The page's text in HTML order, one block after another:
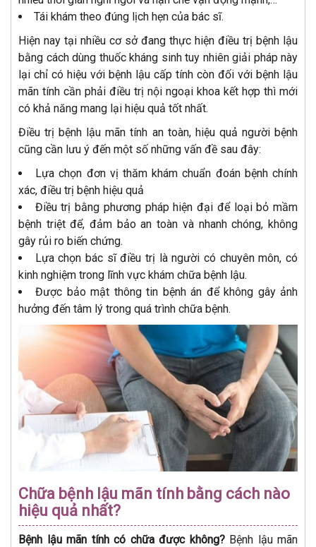
Tái khám theo đúng lịch hẹn của bác sĩ.
Hiện nay tại nhiều cơ sở đang thực hiện điều trị bệnh lậu
bằng cách dùng thuốc kháng sinh tuy nhiên giải pháp này
lại chỉ có hiệu với bệnh lậu cấp tính còn đối với bệnh lậu
mãn tính cần phải điều trị nội ngoại khoa kết hợp thì mới
có khả năng mang lại hiệu quả tốt nhất.
Điều trị bệnh lậu mãn tính an toàn, hiệu quả người bệnh
cũng cần lưu ý đến một số những vấn đề sau đây:
Lựa chọn đơn vị thăm khám chuẩn đoán bệnh chính
xác, điều trị bệnh hiệu quả
Điều trị bằng phương pháp hiện đại để loại bỏ mầm
bệnh triệt để, đảm bảo an toàn và nhanh chóng, không
gây rủi ro biến chứng.
Lựa chọn bác sĩ điều trị là người có chuyên môn, có
kinh nghiệm trong lĩnh vực khám chữa bệnh lậu.
Được bảo mật thông tin bệnh án để không gây ảnh
hưởng đến tâm lý trong quá trình chữa bệnh.
Chữa bệnh lậu mãn tính bằng cách nào
hiệu quả nhất?
Bệnh lậu mãn tính có chữa được không? Bệnh lậu mãn